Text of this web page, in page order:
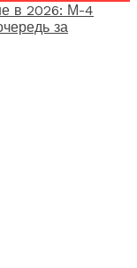
в 2026: М-4
за